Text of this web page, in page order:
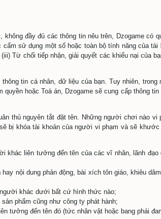
nhập vào trò chơi. Việc tạo tài khoản
ĐÂY.
Tùy từng thời điểm, trò chơi có thể
đăng nhập vào trò chơi.
trường hợp bạn không thể cung cấp
hàng:
nhất cho bạn về các vấn đề liên
đây: